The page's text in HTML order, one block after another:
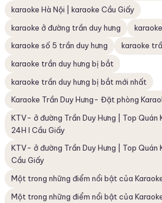
karaoke Hà Nội | karaoke Cầu Giấy
karaoke ở đường trần duy hưng
karaoke số 5 trần duy hưng
karaoke
karaoke trần duy hưng bị bắt
karaoke trần duy hưng bị bắt mới nhất
Karaoke Trần Duy Hưng- Đặt phòng
KTV- ở đường Trần Duy Hưng | Top Quán
24H I Cầu Giấy
KTV- ở đường Trần Duy Hưng | Top Quán
Cầu Giấy
Một trong những điểm nổi bật của
Một trong những điểm nổi bật của